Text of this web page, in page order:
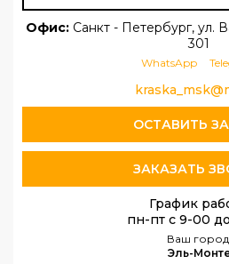
Офис: Санкт - Петербург, ул.
301
WhatsApp
ОСТАВИТЬ
ЗАКАЗАТЬ
График
пн-пт с 9-00
Ваш
Эль-